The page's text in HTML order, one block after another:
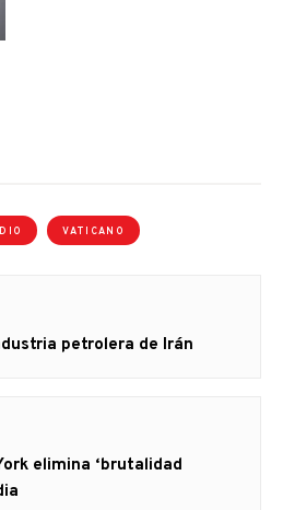
VATICANO
petrolera de Irán
elimina ‘brutalidad